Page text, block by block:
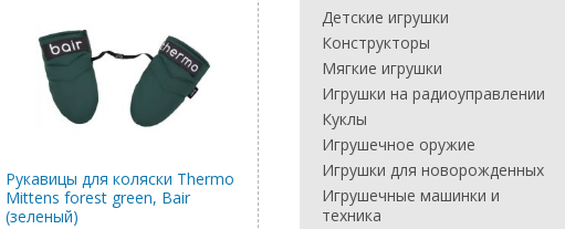
Рукавицы для коляски Thermo
Mittens forest green, Bair
(зеленый)
Детские игрушки
Конструкторы
Мягкие игрушки
Игрушки на радиоуправлении
Куклы
Игрушечное оружие
Игрушки для новорожденных
Игрушечные машинки и
техника